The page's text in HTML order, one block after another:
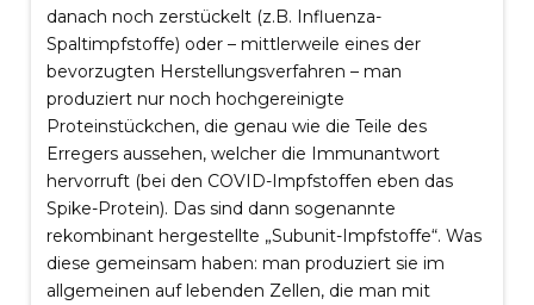
danach noch zerstückelt (z.B. Influenza-
Spaltimpfstoffe) oder – mittlerweile eines der
bevorzugten Herstellungsverfahren – man
produziert nur noch hochgereinigte
Proteinstückchen, die genau wie die Teile des
Erregers aussehen, welcher die Immunantwort
hervorruft (bei den COVID-Impfstoffen eben das
Spike-Protein). Das sind dann sogenannte
rekombinant hergestellte „Subunit-Impfstoffe“. Was
diese gemeinsam haben: man produziert sie im
allgemeinen auf lebenden Zellen, die man mit